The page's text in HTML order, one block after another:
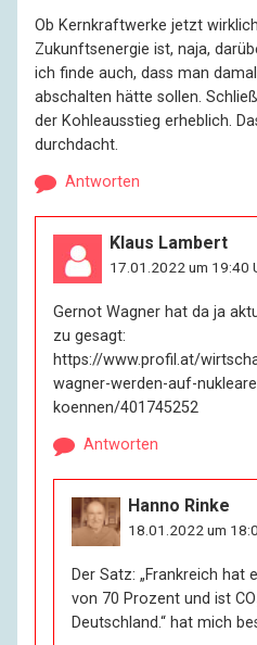
Ob Kernkraftwerke jetzt
Zukunftsenergie ist, naja,
ich finde auch, dass man
abschalten hätte sollen.
der Kohleausstieg erheblich.
durchdacht.
Antworten
Klaus Lambert
17.01.2022 um 19:40
Gernot Wagner hat da ja
zu gesagt:
https://www.profil.at/
wagner-werden-auf-
koennen/401745252
Antworten
Hanno Rinke
18.01.2022 um
Der Satz: „Frankreich hat
von 70 Prozent und ist
Deutschland.“ hat mich